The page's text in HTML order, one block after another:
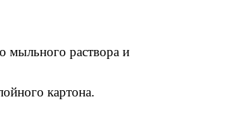
мыльного раствора и
картона.